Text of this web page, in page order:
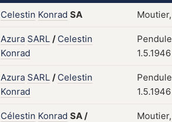
Celestin Konrad SA
Azura SARL / Celestin
Konrad
1.5.1946
Azura SARL / Celestin
Konrad
1.5.1946
Célestin Konrad SA/